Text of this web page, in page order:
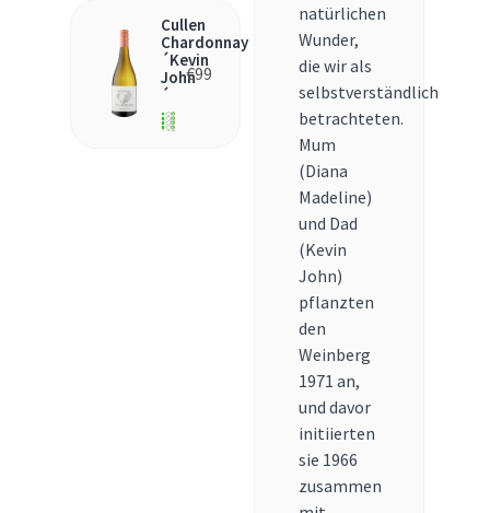
Cullen
Chardonnay
´Kevin
John
´
€99
natürlichen
Wunder,
die wir als
selbstverständlich
betrachteten.
Mum
(Diana
Madeline)
und Dad
(Kevin
John)
pflanzten
den
Weinberg
1971 an,
und davor
initiierten
sie 1966
zusammen